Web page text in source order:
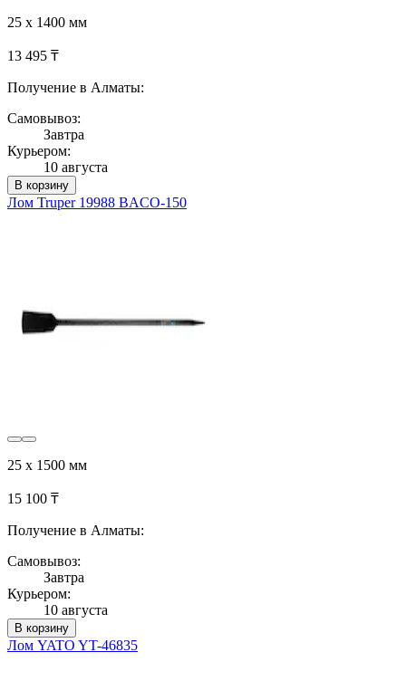
25 х 1400 мм
13 495 ₸
Получение в Алматы:
Самовывоз:
Завтра
Курьером:
10 августа
В корзину
Лом Truper 19988 BACO-150
25 х 1500 мм
15 100 ₸
Получение в Алматы:
Самовывоз:
Завтра
Курьером:
10 августа
В корзину
Лом YATO YT-46835